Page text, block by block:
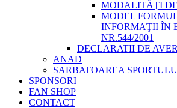
MODALITĂŢI
MODEL
INFORMAŢII ÎN
NR.544/2001
DECLARATII DE
ANAD
SARBATOAREA
SPONSORI
FAN SHOP
CONTACT